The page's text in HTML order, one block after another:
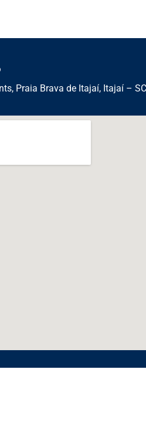
Praia Brava de Itajaí, Itajaí –